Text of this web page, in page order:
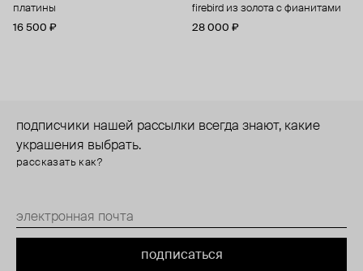
платины
16 500 ₽
firebird из золота с фианитами
28 000 ₽
подписчики нашей рассылки всегда знают, какие
украшения выбрать.
рассказать как?
подписаться